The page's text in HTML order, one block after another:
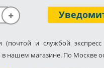
(почтой и службой
нашем магазине. По Москве